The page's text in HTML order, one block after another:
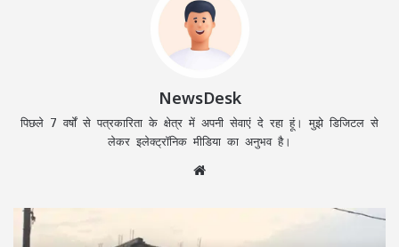
NewsDesk
पिछले 7 वर्षों से पत्रकारिता के क्षेत्र में अपनी सेवाएं दे रहा हूं। मुझे डिजिटल से
लेकर इलेक्ट्रॉनिक मीडिया का अनुभव है।